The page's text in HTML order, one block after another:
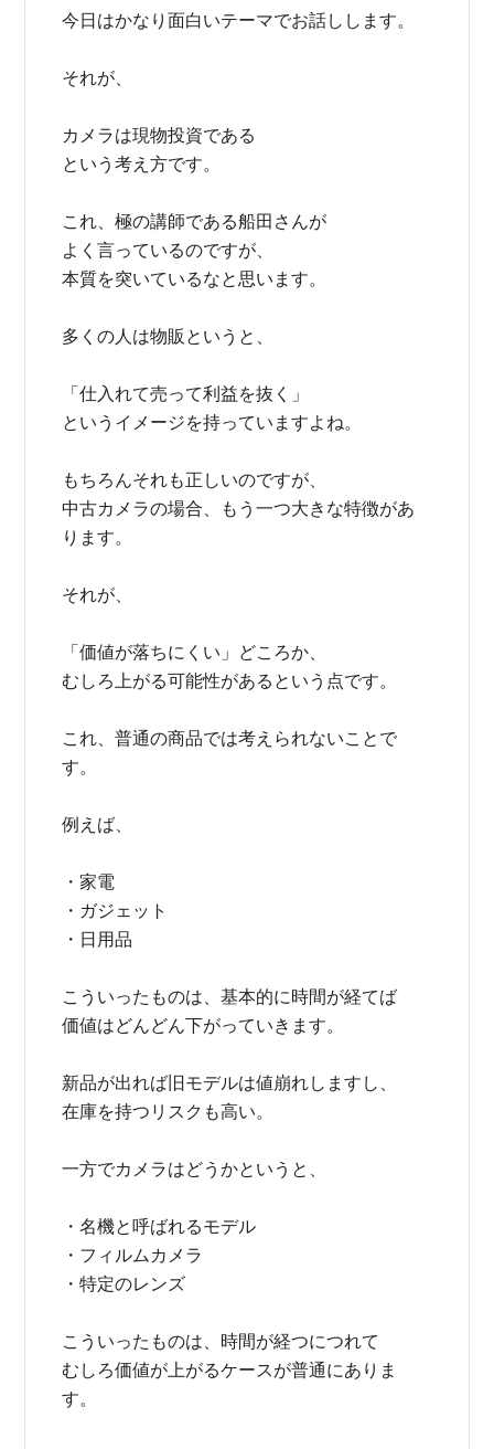
今日はかなり面白いテーマでお話しします。
それが、
カメラは現物投資である
という考え方です。
これ、極の講師である船田さんが
よく言っているのですが、
本質を突いているなと思います。
多くの人は物販というと、
「仕入れて売って利益を抜く」
というイメージを持っていますよね。
もちろんそれも正しいのですが、
中古カメラの場合、もう一つ大きな特徴があ
ります。
それが、
「価値が落ちにくい」どころか、
むしろ上がる可能性があるという点です。
これ、普通の商品では考えられないことで
す。
例えば、
・家電
・ガジェット
・日用品
こういったものは、基本的に時間が経てば
価値はどんどん下がっていきます。
新品が出れば旧モデルは値崩れしますし、
在庫を持つリスクも高い。
一方でカメラはどうかというと、
・名機と呼ばれるモデル
・フィルムカメラ
・特定のレンズ
こういったものは、時間が経つにつれて
むしろ価値が上がるケースが普通にありま
す。